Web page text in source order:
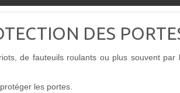
DES
de fauteuils roulants ou plus souvent par
les portes.